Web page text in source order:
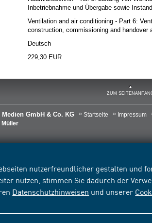
nutzerfreundlicher gestalten und
nutzen, stimmen Sie dadurch der
Datenschutzhinweisen und unserer
Inbetriebnahme und Übergabe sowie
Ventilation and air conditioning - Part 6:
construction, commissioning and handover
Deutsch
229,30 EUR
ZUM
GmbH & Co. KG Startseite Impressum
Müller